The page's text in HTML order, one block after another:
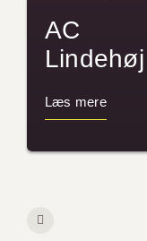
AC
Lindehøj
Læs mere